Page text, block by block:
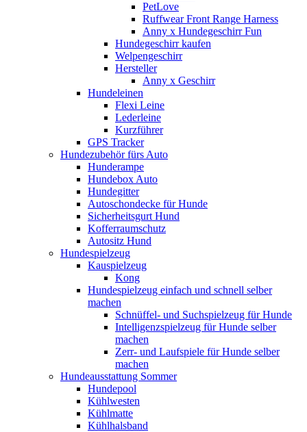
PetLove
Ruffwear Front Range Harness
Anny x Hundegeschirr Fun
Hundegeschirr kaufen
Welpengeschirr
Hersteller
Anny x Geschirr
Hundeleinen
Flexi Leine
Lederleine
Kurzführer
GPS Tracker
Hundezubehör fürs Auto
Hunderampe
Hundebox Auto
Hundegitter
Autoschondecke für Hunde
Sicherheitsgurt Hund
Kofferraumschutz
Autositz Hund
Hundespielzeug
Kauspielzeug
Kong
Hundespielzeug einfach und schnell selber
machen
Schnüffel- und Suchspielzeug für Hunde
Intelligenzspielzeug für Hunde selber
machen
Zerr- und Laufspiele für Hunde selber
machen
Hundeausstattung Sommer
Hundepool
Kühlwesten
Kühlmatte
Kühlhalsband